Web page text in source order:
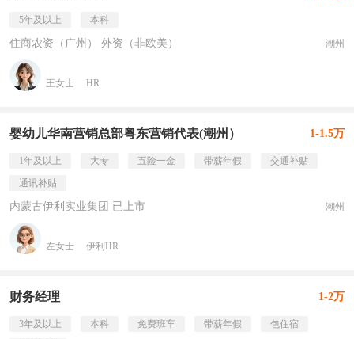
5年及以上 本科
住商农资（广州） 外资（非欧美） 潮州
王女士 HR
婴幼儿华南营销总部粤东营销代表(潮州） 1-1.5万
1年及以上 大专 五险一金 带薪年假
交通补贴
通讯补贴
内蒙古伊利实业集团 已上市 潮州
左女士 伊利HR
财务经理 1-2万
3年及以上 本科 免费班车 带薪年假
包住宿